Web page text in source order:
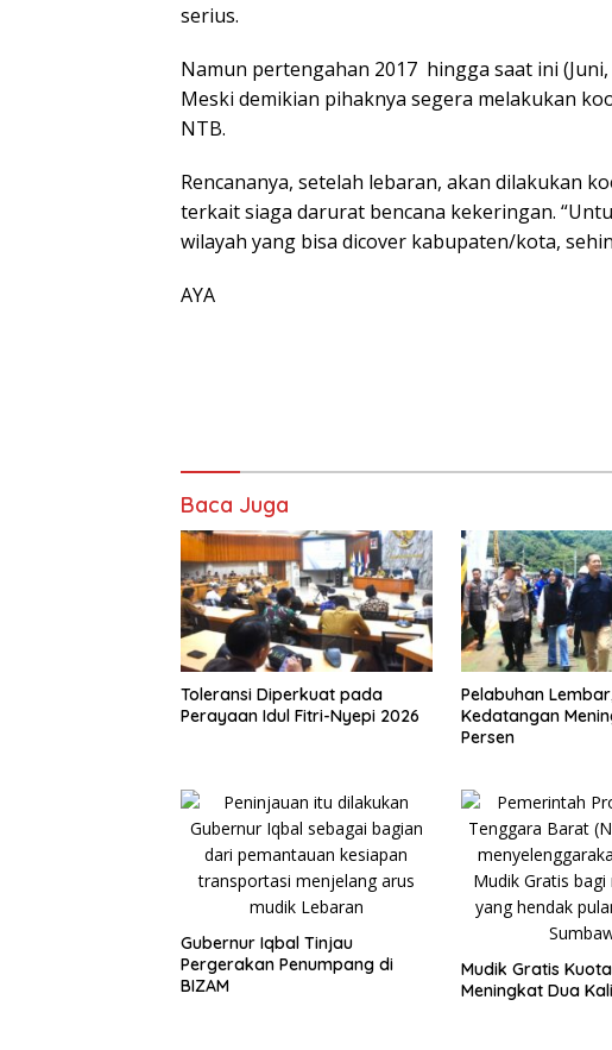
serius.
Namun pertengahan 2017 hingga saat ini (Juni,
Meski demikian pihaknya segera melakukan
NTB.
Rencananya, setelah lebaran, akan dilakukan
terkait siaga darurat bencana kekeringan.
wilayah yang bisa dicover kabupaten/kota,
AYA
Baca Juga
Toleransi Diperkuat pada
Perayaan Idul Fitri-Nyepi 2026
Pelabuhan
Kedatangan
Persen
Gubernur Iqbal Tinjau
Pergerakan Penumpang di
BIZAM
Mudik Gratis
Meningkat Dua